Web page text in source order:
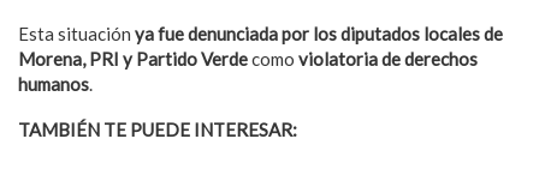
Esta situación ya fue denunciada por los diputados locales de
Morena, PRI y Partido Verdecomo violatoria de derechos
humanos.
TAMBIÉN TE PUEDE INTERESAR: